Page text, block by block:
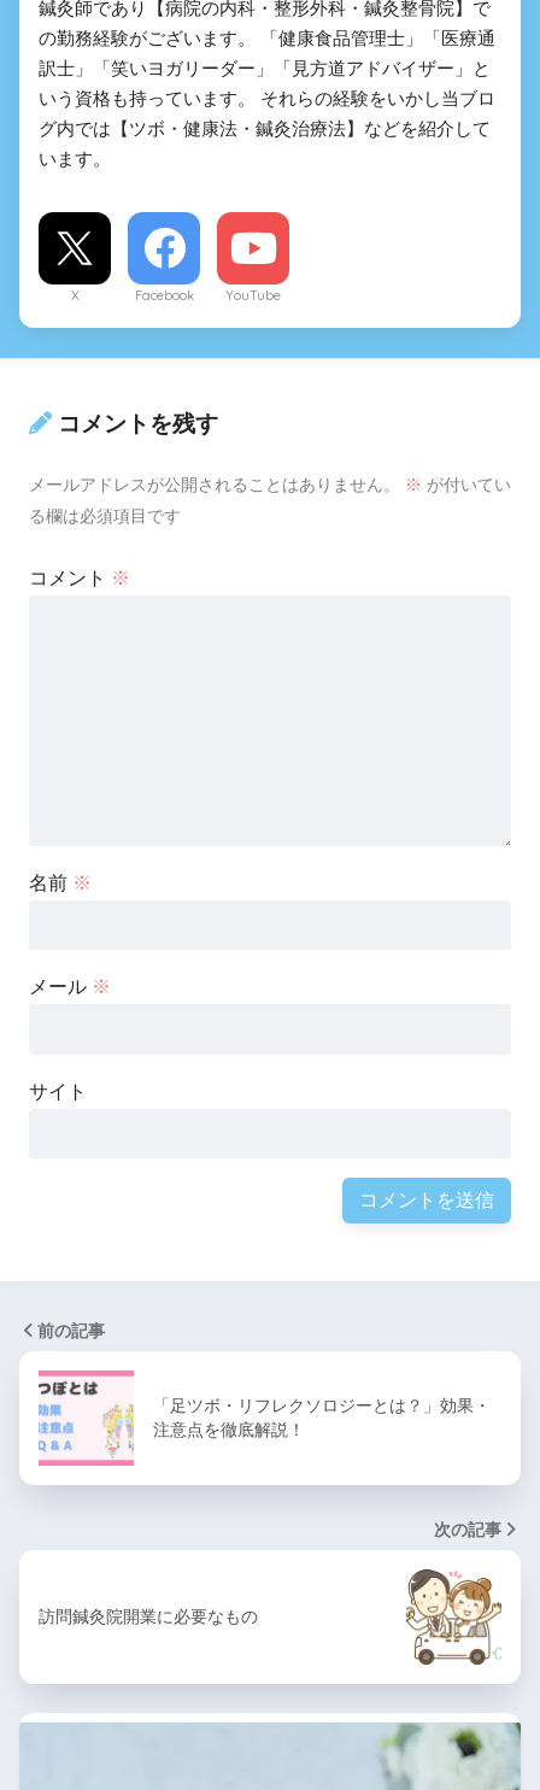
鍼灸師であり【病院の内科・整形外科・鍼灸整骨院】で
の勤務経験がございます。 「健康食品管理士」「医療通
訳士」「笑いヨガリーダー」「見方道アドバイザー」と
いう資格も持っています。 それらの経験をいかし当ブロ
グ内では【ツボ・健康法・鍼灸治療法】などを紹介して
います。
X Facebook YouTube
コメントを残す
メールアドレスが公開されることはありません。 ※ が付いてい
る欄は必須項目です
コメント ※
名前 ※
メール ※
サイト
前の記事
「足ツボ・リフレクソロジーとは？」効果・
注意点を徹底解説！
次の記事
訪問鍼灸院開業に必要なもの